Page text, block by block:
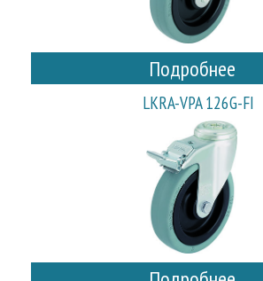
Подробнее
LKRA-VPA 126G-FI